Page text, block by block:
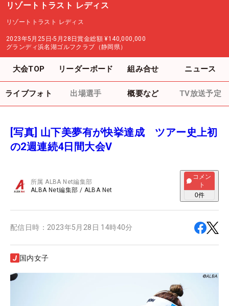
リゾートトラスト レディス
リゾートトラスト レディス
2023年5月25日-5月28日賞金総額 ¥140,000,000
グランディ浜名湖ゴルフクラブ（静岡県）
大会TOP リーダーボード 組み合せ ニュース
ライブフォト 出場選手 概要など TV放送予定
[写真] 山下美夢有が快挙達成 ツアー史上初
の2週連続4日間大会V
所属ALBA Net編集部
ALBA Net編集部 / ALBA Net
コメン
ト
0件
配信日時： 2023年5月28日 14時40分
国内女子